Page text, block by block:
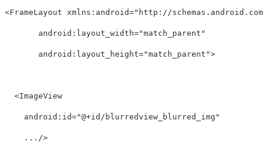
<FrameLayout xmlns:android="http://
       android:layout_width="match_parent"
       android:layout_height="match_parent">
  <ImageView
    android:id="@+id/blurredview_blurred_img"
    .../>